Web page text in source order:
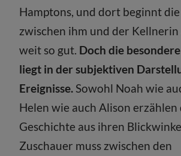
Hamptons, und dort beginnt
zwischen ihm und der Kellnerin
weit so gut. Doch die
liegt in der subjektiven
Ereignisse. Sowohl Noah wie
Helen wie auch Alison erzählen
Geschichte aus ihren
Zuschauer muss zwischen den